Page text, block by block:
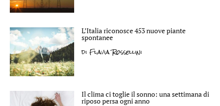
L’Italia riconosce 453 nuove piante
spontanee
di Flavia Rossellini
Il clima ci toglie il sonno: una settimana di
riposo persa ogni anno